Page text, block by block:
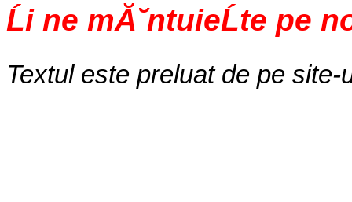
Ĺi ne mĂ˘ntuieĹte pe
Textul este preluat de pe